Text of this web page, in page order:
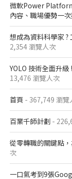
微軟Power
內容、職場優勢一次
想成為資料科學家 ?
2,354 瀏覽人次
YOLO 技術全面升級
13,476 瀏覽人次
首頁 - 367,749 瀏覽
百業千師計劃 -
從零轉職的關鍵點
次
一口氣考到9張